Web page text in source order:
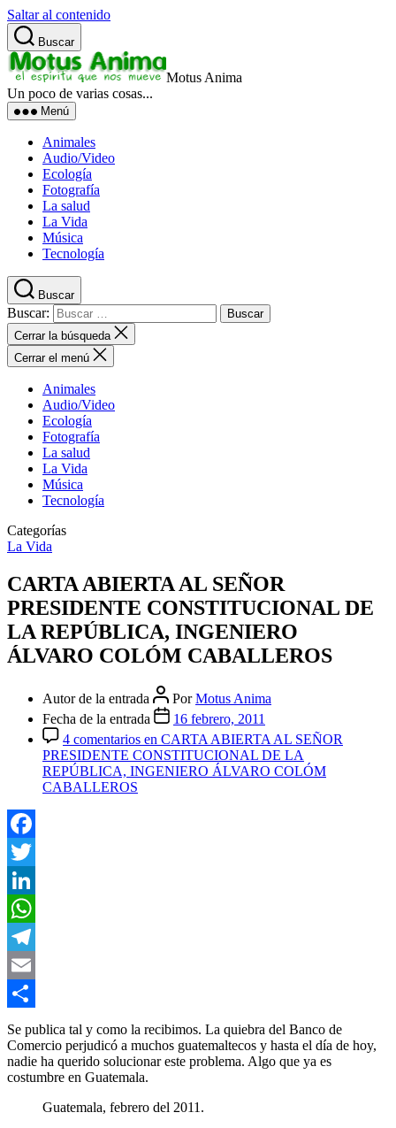
Saltar al contenido
Buscar
Motus Anima
Un poco de varias cosas...
Menú
Animales
Audio/Video
Ecología
Fotografía
La salud
La Vida
Música
Tecnología
Buscar
Buscar:
Cerrar la búsqueda
Cerrar el menú
Animales
Audio/Video
Ecología
Fotografía
La salud
La Vida
Música
Tecnología
Categorías
La Vida
CARTA ABIERTA AL SEÑOR
PRESIDENTE CONSTITUCIONAL DE
LA REPÚBLICA, INGENIERO
ÁLVARO COLÓM CABALLEROS
Autor de la entrada PorMotus Anima
Fecha de la entrada
16 febrero, 2011
4 comentarios en CARTA ABIERTA AL SEÑOR
PRESIDENTE CONSTITUCIONAL DE LA
REPÚBLICA, INGENIERO ÁLVARO COLÓM
CABALLEROS
Facebook
Twitter
LinkedIn
WhatsApp
Telegram
Email
Compartir
Se publica tal y como la recibimos. La quiebra del Banco de
Comercio perjudicó a muchos guatemaltecos y hasta el día de hoy,
nadie ha querido solucionar este problema. Algo que ya es
costumbre en Guatemala.
Guatemala, febrero del 2011.